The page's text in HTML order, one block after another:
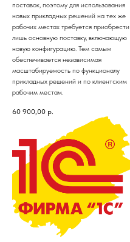
поставок, поэтому для использования
новых прикладных решений на тех же
рабочих местах требуется приобрести
лишь основную поставку, включающую
новую конфигурацию. Тем самым
обеспечивается независимая
масштабируемость по функционалу
прикладных решений и по клиентским
рабочим местам.
60 900,00 р.